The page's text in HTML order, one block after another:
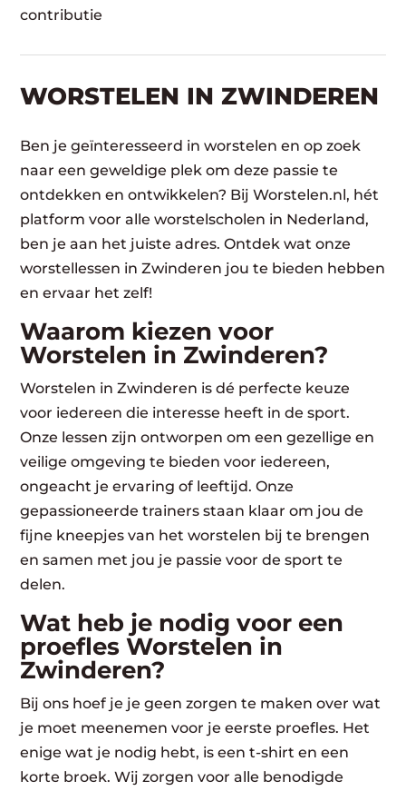
contributie
WORSTELEN​ IN ZWINDEREN
Ben je geïnteresseerd in worstelen en op zoek
naar een geweldige plek om deze passie te
ontdekken en ontwikkelen? Bij Worstelen.nl, hét
platform voor alle worstelscholen in Nederland,
ben je aan het juiste adres. Ontdek wat onze
worstellessen in Zwinderen jou te bieden hebben
en ervaar het zelf!
Waarom kiezen voor
Worstelen in Zwinderen?
Worstelen in Zwinderen is dé perfecte keuze
voor iedereen die interesse heeft in de sport.
Onze lessen zijn ontworpen om een gezellige en
veilige omgeving te bieden voor iedereen,
ongeacht je ervaring of leeftijd. Onze
gepassioneerde trainers staan klaar om jou de
fijne kneepjes van het worstelen bij te brengen
en samen met jou je passie voor de sport te
delen.
Wat heb je nodig voor een
proefles Worstelen in
Zwinderen?
Bij ons hoef je je geen zorgen te maken over wat
je moet meenemen voor je eerste proefles. Het
enige wat je nodig hebt, is een t-shirt en een
korte broek. Wij zorgen voor alle benodigde